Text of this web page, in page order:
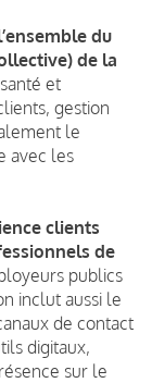
du
de la
et
gestion
le
avec les
clients
de
publics
inclut aussi le
de contact
digitaux,
sur le